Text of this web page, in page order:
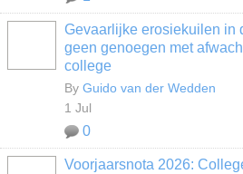
Gevaarlijke erosiekuilen in
geen genoegen met
college
By Guido van der Wedden
1 Jul
0
Voorjaarsnota 2026: